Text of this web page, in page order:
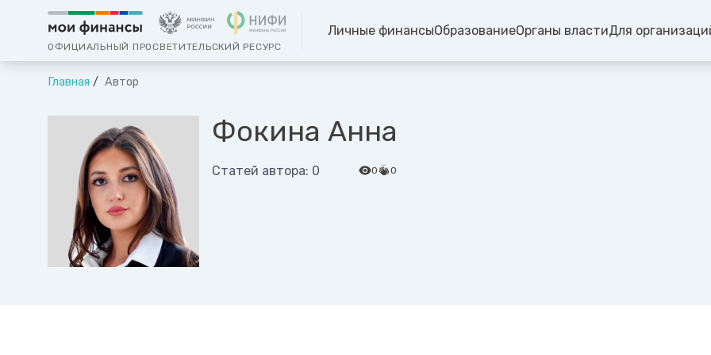
ОФИЦИАЛЬНЫЙ ПРОСВЕТИТЕЛЬСКИЙ РЕСУРС
Личные финансыОбразованиеОрганы властиДля
Главная Автор
Фокина Анна
Статей автора: 0 0 0